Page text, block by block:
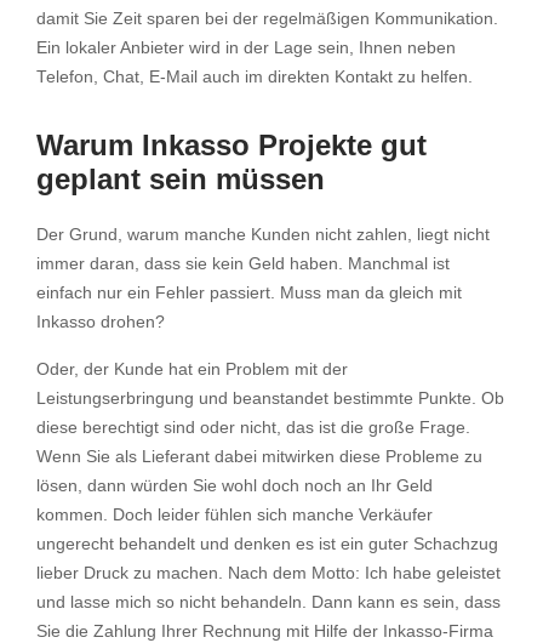
damit Sie Zeit sparen bei der regelmäßigen Kommunikation.
Ein lokaler Anbieter wird in der Lage sein, Ihnen neben
Telefon, Chat, E-Mail auch im direkten Kontakt zu helfen.
Warum Inkasso Projekte gut
geplant sein müssen
Der Grund, warum manche Kunden nicht zahlen, liegt nicht
immer daran, dass sie kein Geld haben. Manchmal ist
einfach nur ein Fehler passiert. Muss man da gleich mit
Inkasso drohen?
Oder, der Kunde hat ein Problem mit der
Leistungserbringung und beanstandet bestimmte Punkte. Ob
diese berechtigt sind oder nicht, das ist die große Frage.
Wenn Sie als Lieferant dabei mitwirken diese Probleme zu
lösen, dann würden Sie wohl doch noch an Ihr Geld
kommen. Doch leider fühlen sich manche Verkäufer
ungerecht behandelt und denken es ist ein guter Schachzug
lieber Druck zu machen. Nach dem Motto: Ich habe geleistet
und lasse mich so nicht behandeln. Dann kann es sein, dass
Sie die Zahlung Ihrer Rechnung mit Hilfe der Inkasso-Firma